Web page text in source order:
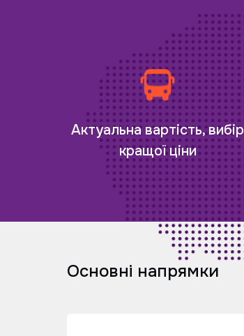
Актуальна вартість, вибір
кращої ціни
Основні напрямки